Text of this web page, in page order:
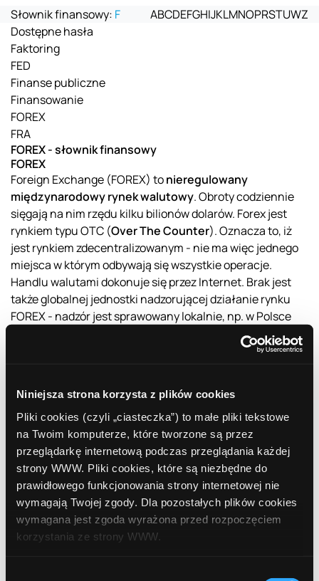
Niniejsza strona korzysta z plików cookies
Pliki cookies (czyli „ciasteczka”) to małe pliki tekstowe
na Twoim komputerze, które tworzone są przez
przeglądarkę internetową podczas przeglądania każdej
strony WWW. Pliki cookies, które są niezbędne do
prawidłowego funkcjonowania strony internetowej nie
wymagają Twojej zgody. Dla pozostałych plików cookies
wymagana jest zgoda wyrażona przed rozpoczęciem
korzystania ze strony WWW.
Słownik finansowy: F ABCDEFGHIJKLMNOPRSTUWZ
Dostępne hasła
FOREX - słownik finansowy
FOREX
Foreign Exchange (FOREX) tonieregulowany
międzynarodowy rynek walutowy. Obroty codziennie
sięgają na nim rzędu kilku bilionów dolarów. Forex jest
rynkiem typu OTC (Over The Counter). Oznacza to, iż
jest rynkiem zdecentralizowanym - nie ma więc jednego
miejsca w którym odbywają się wszystkie operacje.
Handlu walutami dokonuje się przez Internet. Brak jest
także globalnej jednostki nadzorującej działanie rynku
FOREX - nadzór jest sprawowany lokalnie, np. w Polsce
Komisja Nadzoru Finansowego.
firmy, korporacje). Obecnie na rynku FOREX walutami
handlować mogą takżeinwestorzy indywidualni.
Które waluty cieszą się największym zainteresowaniem
inwestorów na FOREX?
Do grona walut, którymi najczęściej handluje się na rynku
FOREX należą m.in. dolar amerykański, euro, jedn
japoński, brytyjski funt szterling czy frank szwajcarski.
Zalety i wady rynku FOREX
Handel na rynku FOREX jest związany z bardzo wysokim
Faktoring
FED
Finanse publiczne
Finansowanie
FOREX
FRA